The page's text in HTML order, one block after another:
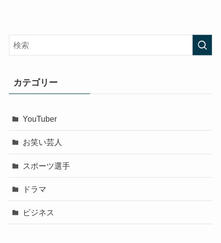
カテゴリー
YouTuber
お笑い芸人
スポーツ選手
ドラマ
ビジネス